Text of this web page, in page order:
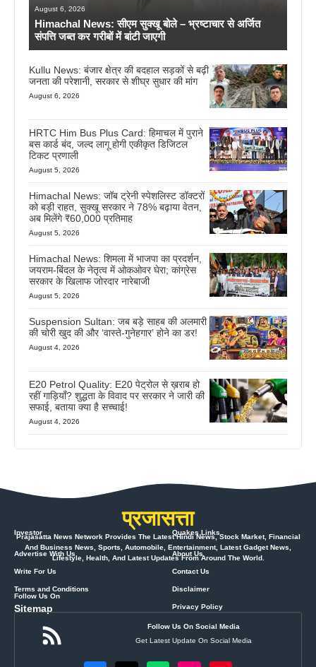
August 6, 2026
Himachal News: सीएम सुक्खू बोले – भ्रष्टाचार से अर्जित
संपत्ति जब्त कर गरीबों में बांटी जाएगी
Kullu News: बंजार क्षेत्र की बदहाल सड़कों से बढ़ी
जनता की परेशानी, सरकार से शीघ्र सुधार की मांग
August 6, 2026
HRTC Him Bus Plus Card: हिमाचल में पुराने
बस कार्ड बंद, जल्द लागू होगी एकीकृत डिजिटल
टिकट प्रणाली
August 5, 2026
Himachal News: जॉब ट्रेनी स्पेशलिस्ट डॉक्टरों
को बड़ी राहत, सुक्खू सरकार ने 78% बढ़ाया वेतन,
अब मिलेंगे ₹60,000 प्रतिमाह
August 5, 2026
Himachal News: शिमला में भाजपा का प्रदर्शन,
जयराम-बिंदल के नेतृत्व में ओकओवर घेरा; कांग्रेस
सरकार के खिलाफ जोरदार नारेबाजी
August 5, 2026
Suspension Sultan: जब बड़े साहब की अलमारी
की चोरी खुद की और ‘वास्ते-गुनेहगार’ होने का डर!
August 4, 2026
E20 Petrol Quality: E20 पेट्रोल से ख़राब हो
रहीं गाड़ियाँ? शुद्धता के विवाद पर सरकार ने जारी की
सफाई, बताया क्या है सच्चाई!
August 4, 2026
प्रजासत्ता
Prajasatta News Network Provides The Latest Hindi News, Stock Market, Financial
And Business News, Sports, Automobile, Entertainment, Latest Gadget News,
Lifestyle, Health, And Latest Updates From Around The World.
Investor
Advertise With Us
Write For Us
Terms and Conditions
Sitemap
Quakes Links
About Us
Contact Us
Disclaimer
Privacy Policy
Follow Us On
Follow Us On Social Media
Get Latest Update On Social Media